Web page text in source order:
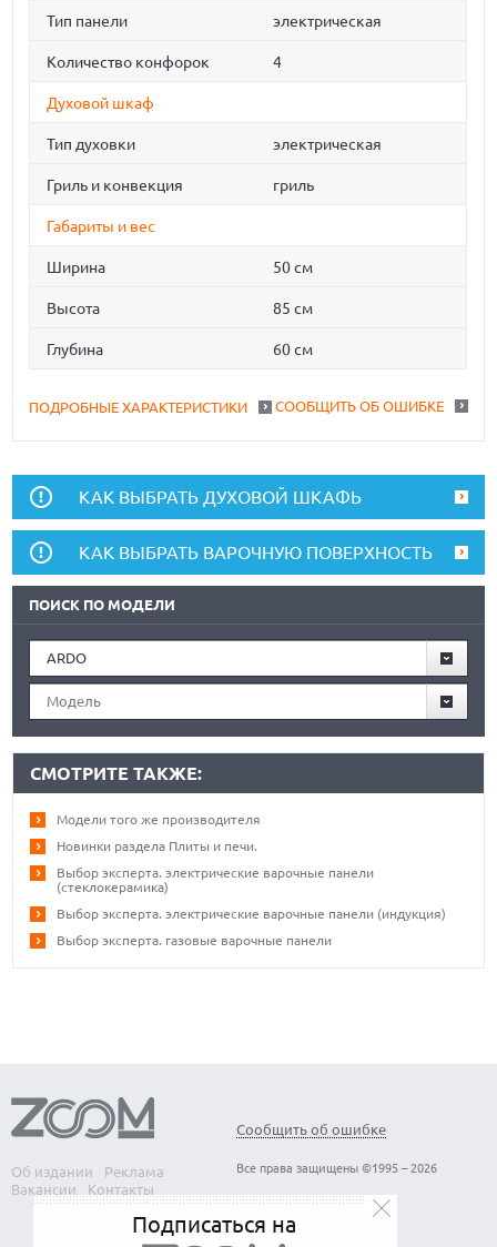
Тип панели электрическая
Количество конфорок 4
Духовой шкаф
Тип духовки электрическая
Гриль и конвекция гриль
Габариты и вес
Ширина 50 см
Высота 85 см
Глубина 60 см
СООБЩИТЬ ОБ ОШИБКЕ
ПОДРОБНЫЕ ХАРАКТЕРИСТИКИ
КАК ВЫБРАТЬ ДУХОВОЙ ШКАФЬ
КАК ВЫБРАТЬ ВАРОЧНУЮ ПОВЕРХНОСТЬ
ПОИСК ПО МОДЕЛИ
ARDO
Модель
СМОТРИТЕ ТАКЖЕ:
Модели того же производителя
Новинки раздела Плиты и печи.
Выбор эксперта. электрические варочные панели
(стеклокерамика)
Выбор эксперта. электрические варочные панели (индукция)
Выбор эксперта. газовые варочные панели
Об издании
Реклама
Вакансии
Контакты
Сообщить об ошибке
Все права защищены ©1995 – 2026
Подписаться на